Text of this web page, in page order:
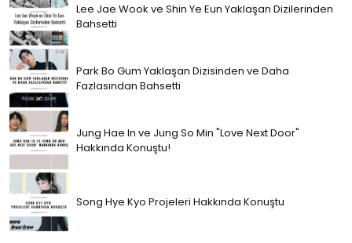
Lee Jae Wook ve Shin Ye Eun Yaklaşan Dizilerinden
Bahsetti
Park Bo Gum Yaklaşan Dizisinden ve Daha
Fazlasından Bahsetti
Jung Hae In ve Jung So Min "Love Next Door"
Hakkında Konuştu!
Song Hye Kyo Projeleri Hakkında Konuştu